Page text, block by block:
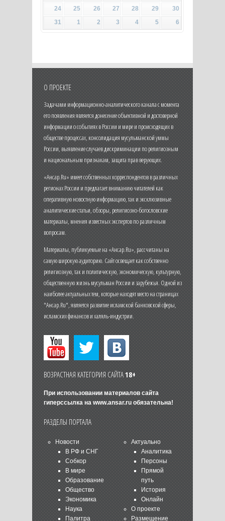
24
25 26 27 28 29
30
31
1 2 3 4 5 6
О ПРОЕКТЕ
Задачами информационно-аналитического канала с момента
его появления является донесение объективной и достоверной
информации о событиях в России и мире и происходящих в
обществе процессах, консолидация мусульманской уммы
России, выявление случаев дискриминации по религиозным
и национальным признакам, защита прав верующих.
«Ансар.Ru» имеет собственных корреспондентов в различных
регионах России и предлагает вниманию читателей как
оперативную новостную информацию, так и эксклюзивные
аналитические статьи, обзоры, религиозно-богословские
материалы, мнения известных экспертов по различным
вопросам.
Материалы, публикуемые на «Ансар.Ru», рассчитаны на
самую широкую аудиторию. Сайт освещает как собственно
религиозную, так и политическую, экономическую, культурную,
общественную жизнь мусульман России и зарубежья. Одной из
наиболее актуальных тем, которые находят место на страницах
"Ансар.Ru", является развитие исламской банковской сферы,
исламских финансов и халяль-индустрии.
ВОЗРАСТНАЯ КАТЕГОРИЯ САЙТА18+
При использовании материалов сайта
гиперссылка на www.ansar.ruобязательна!
РАЗДЕЛЫ ПОРТАЛА
Новости
В РФ и СНГ
Собкор
В мире
Образование
Общество
Экономика
Наука
Палитра
Актуально
Аналитика
Персоны
Прямой
путь
История
Онлайн
О проекте
Размещение